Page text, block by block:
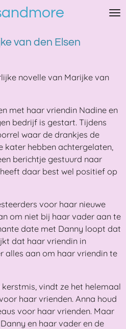
van den Elsen
novelle van Marijke van
met haar vriendin Nadine en
bedrijf is gestart. Tijdens
waar de drankjes de
kater hebben achtergelaten,
berichtje gestuurd naar
daar best wel positief op
voor haar nieuwe
om niet bij haar vader aan te
date met Danny loopt dat
dat haar vriendin in
alles aan om haar vriendin te
vindt ze het helemaal
haar vrienden. Anna houd
voor haar vrienden. Maar
en haar vader en de